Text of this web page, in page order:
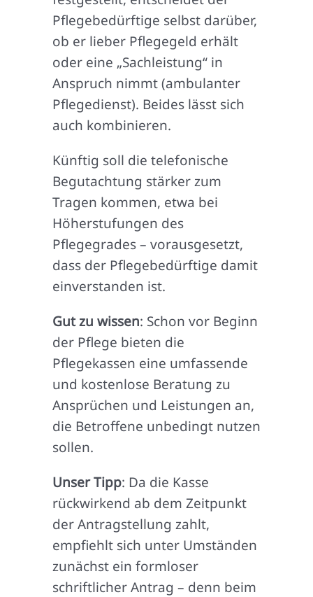
Pflegebedürftige selbst darüber,
ob er lieber Pflegegeld erhält
oder eine „Sachleistung“ in
Anspruch nimmt (ambulanter
Pflegedienst). Beides lässt sich
auch kombinieren.
Künftig soll die telefonische
Begutachtung stärker zum
Tragen kommen, etwa bei
Höherstufungen des
Pflegegrades – vorausgesetzt,
dass der Pflegebedürftige damit
einverstanden ist.
Gut zu wissen: Schon vor Beginn
der Pflege bieten die
Pflegekassen eine umfassende
und kostenlose Beratung zu
Ansprüchen und Leistungen an,
die Betroffene unbedingt nutzen
sollen.
Unser Tipp: Da die Kasse
rückwirkend ab dem Zeitpunkt
der Antragstellung zahlt,
empfiehlt sich unter Umständen
zunächst ein formloser
schriftlicher Antrag – denn beim